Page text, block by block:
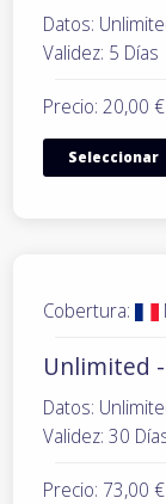
Datos:
Validez: 5 Días
Precio: 20,00 €
Seleccionar
Cobertura:
Unlimited
Datos:
Validez: 30
Precio: 73,00 €